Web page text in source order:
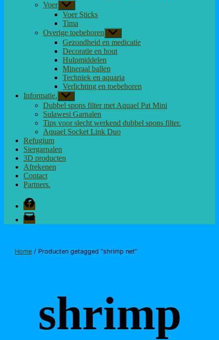
Voer Toon
submenu
Voer Sticks
Tima
Overige toebehoren Toon
submenu
Gezondheid en medicatie
Decoratie en hout
Hulpmiddelen
Mineraal ballen
Techniek en aquaria
Verlichting en toebehoren
Informatie. Toon
submenu
Dubbel spons filter met Aquael Pat Mini
Sulawesi Garnalen
Tips voor slecht werkend dubbel spons filter.
Aquael Socket Link Duo
Refugium
Siergarnalen
3D producten
Afrekenen
Contact
Partners.
Facebook
E-
mail
Home / Producten getagged “shrimp net”
shrimp